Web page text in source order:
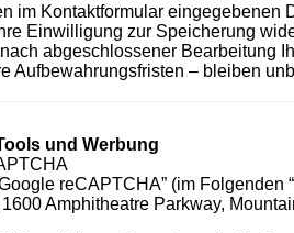
im Kontaktformular eingegebenen
Einwilligung zur Speicherung
abgeschlossener Bearbeitung
Aufbewahrungsfristen – bleiben
und Werbung
reCAPTCHA” (im
Amphitheatre Parkway,